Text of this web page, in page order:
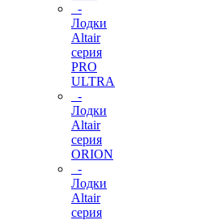
-
Лодки
Altair
серия
PRO
ULTRA
-
Лодки
Altair
серия
ORION
-
Лодки
Altair
серия